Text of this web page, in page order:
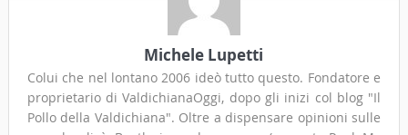
Michele Lupetti
Colui che nel lontano 2006 ideò tutto questo. Fondatore e
proprietario di ValdichianaOggi, dopo gli inizi col blog "Il
Pollo della Valdichiana". Oltre a dispensare opinioni sulle